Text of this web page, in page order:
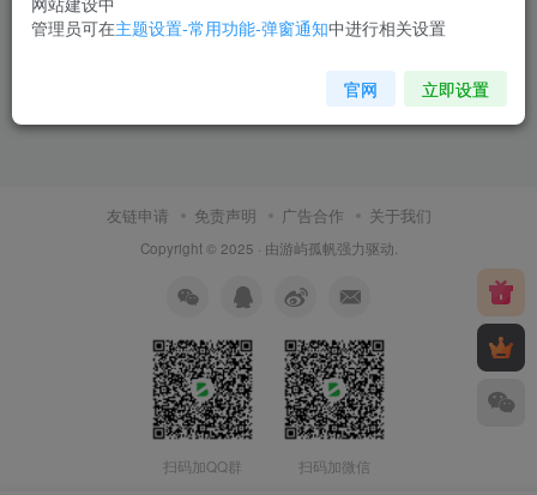
友链申请 免责声明 广告合作 关于我们
Copyright © 2025 · 由游屿孤帆 强力驱动.
扫码加QQ群 扫码加微信
管理员可在主题设置-常用功能-弹窗通知中进行相关设置
官网 立即设置